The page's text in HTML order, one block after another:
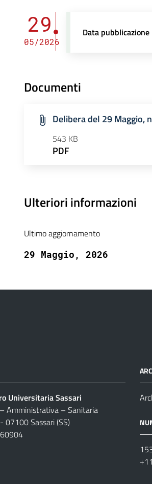
29
05/2026
Data pubblicazione
Documenti
Delibera del 29 Maggio,
543 KB
PDF
Ulteriori informazioni
Ultimo aggiornamento
29 Maggio, 2026
Universitaria Sassari
Amministrativa – Sanitaria
07100 Sassari (SS)